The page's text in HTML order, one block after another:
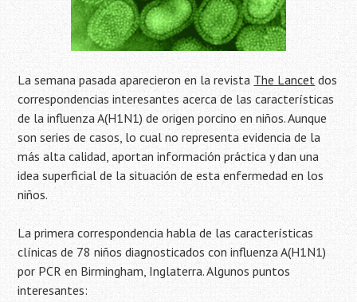
La semana pasada aparecieron en la revistaThe Lancetdos
correspondencias interesantes acerca de las características
de la influenza A(H1N1) de origen porcino en niños. Aunque
son series de casos, lo cual no representa evidencia de la
más alta calidad, aportan información práctica y dan una
idea superficial de la situación de esta enfermedad en los
niños.
La primera correspondencia habla de las características
clínicas de 78 niños diagnosticados con influenza A(H1N1)
por PCR en Birmingham, Inglaterra. Algunos puntos
interesantes: